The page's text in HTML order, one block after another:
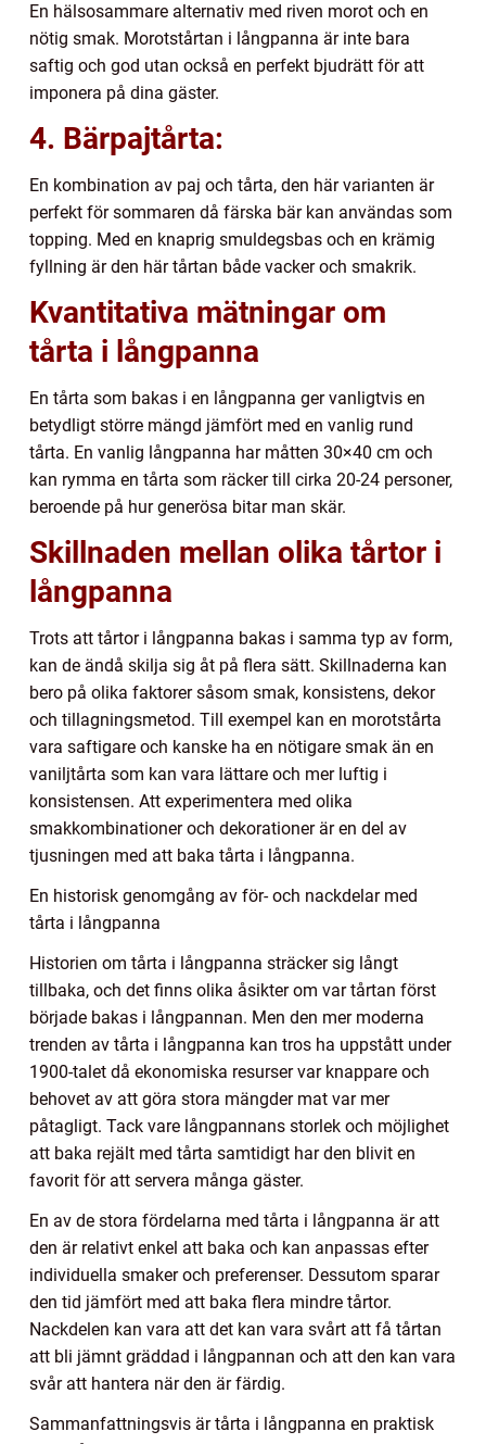
En hälsosammare alternativ med riven morot och en
nötig smak. Morotstårtan i långpanna är inte bara
saftig och god utan också en perfekt bjudrätt för att
imponera på dina gäster.
4. Bärpajtårta:
En kombination av paj och tårta, den här varianten är
perfekt för sommaren då färska bär kan användas som
topping. Med en knaprig smuldegsbas och en krämig
fyllning är den här tårtan både vacker och smakrik.
Kvantitativa mätningar om
tårta i långpanna
En tårta som bakas i en långpanna ger vanligtvis en
betydligt större mängd jämfört med en vanlig rund
tårta. En vanlig långpanna har måtten 30×40 cm och
kan rymma en tårta som räcker till cirka 20-24 personer,
beroende på hur generösa bitar man skär.
Skillnaden mellan olika tårtor i
långpanna
Trots att tårtor i långpanna bakas i samma typ av form,
kan de ändå skilja sig åt på flera sätt. Skillnaderna kan
bero på olika faktorer såsom smak, konsistens, dekor
och tillagningsmetod. Till exempel kan en morotstårta
vara saftigare och kanske ha en nötigare smak än en
vaniljtårta som kan vara lättare och mer luftig i
konsistensen. Att experimentera med olika
smakkombinationer och dekorationer är en del av
tjusningen med att baka tårta i långpanna.
En historisk genomgång av för- och nackdelar med
tårta i långpanna
Historien om tårta i långpanna sträcker sig långt
tillbaka, och det finns olika åsikter om var tårtan först
började bakas i långpannan. Men den mer moderna
trenden av tårta i långpanna kan tros ha uppstått under
1900-talet då ekonomiska resurser var knappare och
behovet av att göra stora mängder mat var mer
påtagligt. Tack vare långpannans storlek och möjlighet
att baka rejält med tårta samtidigt har den blivit en
favorit för att servera många gäster.
En av de stora fördelarna med tårta i långpanna är att
den är relativt enkel att baka och kan anpassas efter
individuella smaker och preferenser. Dessutom sparar
den tid jämfört med att baka flera mindre tårtor.
Nackdelen kan vara att det kan vara svårt att få tårtan
att bli jämnt gräddad i långpannan och att den kan vara
svår att hantera när den är färdig.
Sammanfattningsvis är tårta i långpanna en praktisk